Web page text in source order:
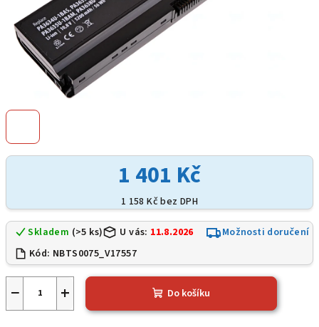
1 401 Kč
1 158 Kč bez DPH
Skladem (>5 ks) U vás: 11.8.2026
Možnosti doručení
Kód: NBTS0075_V17557
+
− Do košíku